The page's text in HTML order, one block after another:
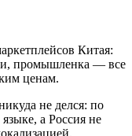
Китая:
промышленка — все
ценам.
не делся: по
а Россия не